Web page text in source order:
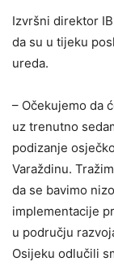
Izvršni direktor
da su u tijeku
ureda.
– Očekujemo da
uz trenutno
podizanje
Varaždinu.
da se bavimo
implementacije
u području
Osijeku odlučili